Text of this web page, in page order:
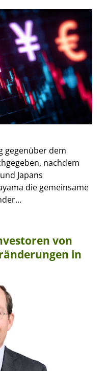
gegenüber dem
nachdem
Japans
die gemeinsame
von
in